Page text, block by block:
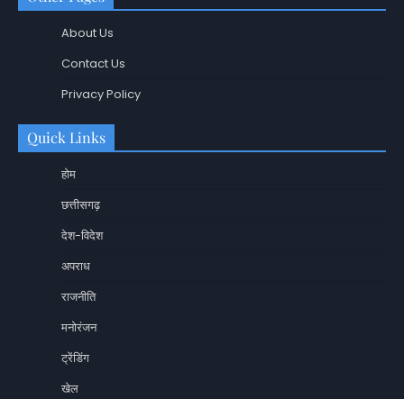
About Us
Contact Us
Privacy Policy
Quick Links
होम
छत्तीसगढ़
देश-विदेश
अपराध
राजनीति
मनोरंजन
ट्रेंडिंग
खेल